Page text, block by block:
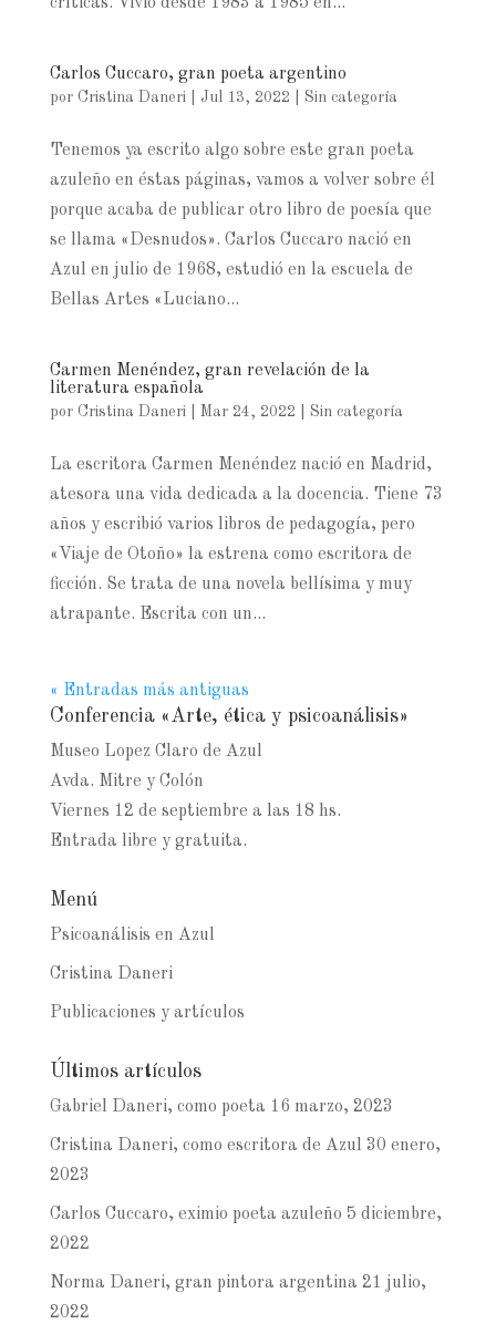
críticas. Vivió desde 1983 a 1985 en...
Carlos Cuccaro, gran poeta argentino
por Cristina Daneri| Jul 13, 2022 Sin categoría
Tenemos ya escrito algo sobre este gran poeta
azuleño en éstas páginas, vamos a volver sobre él
porque acaba de publicar otro libro de poesía que
se llama «Desnudos». Carlos Cuccaro nació en
Azul en julio de 1968, estudió en la escuela de
Bellas Artes «Luciano...
Carmen Menéndez, gran revelación de la
literatura española
por Cristina Daneri| Mar 24, 2022 Sin categoría
La escritora Carmen Menéndez nació en Madrid,
atesora una vida dedicada a la docencia. Tiene 73
años y escribió varios libros de pedagogía, pero
«Viaje de Otoño» la estrena como escritora de
ficción. Se trata de una novela bellísima y muy
atrapante. Escrita con un...
« Entradas más antiguas
Conferencia «Arte, ética y psicoanálisis»
Museo Lopez Claro de Azul
Avda. Mitre y Colón
Viernes 12 de septiembre a las 18 hs.
Entrada libre y gratuita.
Menú
Psicoanálisis en Azul
Cristina Daneri
Publicaciones y artículos
Últimos artículos
Gabriel Daneri, como poeta 16 marzo, 2023
Cristina Daneri, como escritora de Azul 30 enero,
2023
Carlos Cuccaro, eximio poeta azuleño 5 diciembre,
2022
Norma Daneri, gran pintora argentina 21 julio,
2022